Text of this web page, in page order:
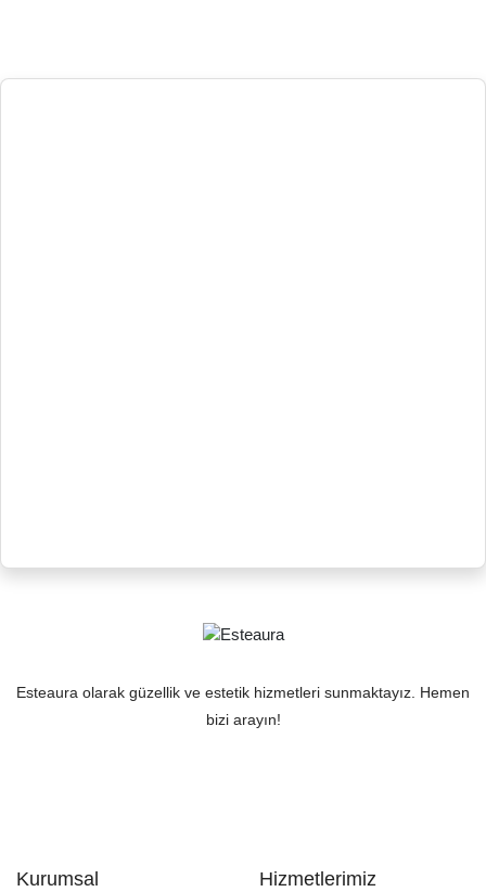
Esteaura olarak güzellik ve estetik hizmetleri sunmaktayız. Hemen
bizi arayın!
Kurumsal Hizmetlerimiz